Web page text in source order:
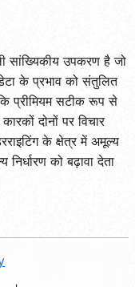
सांख्यिकीय उपकरण है जो
के प्रभाव को संतुलित
प्रीमियम सटीक रूप से
दोनों पर विचार
के क्षेत्र में अमूल्य
निर्धारण को बढ़ावा देता